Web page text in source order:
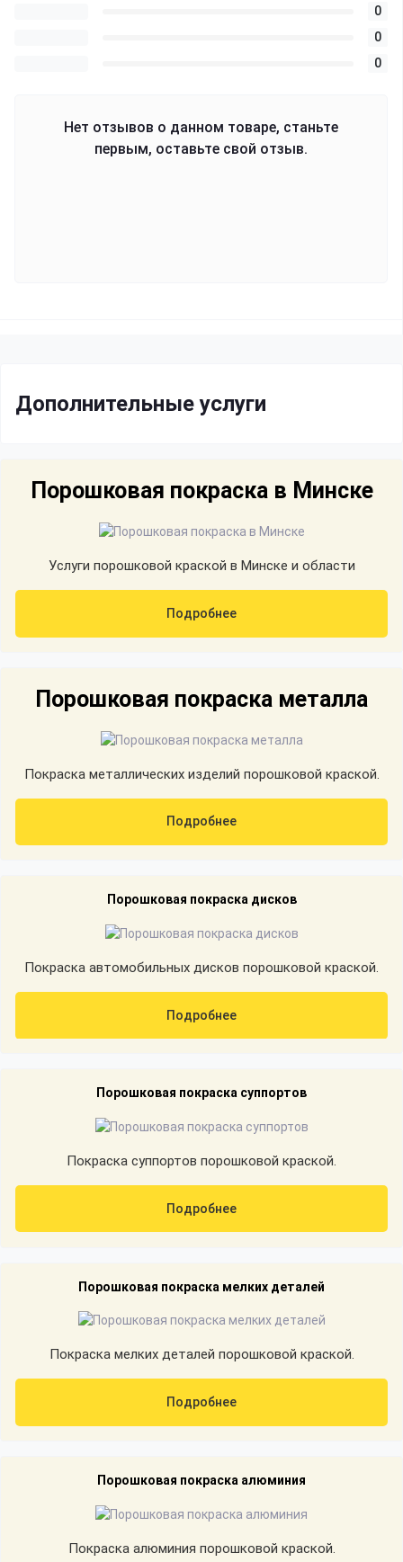
0
0
0
Нет отзывов о данном товаре, станьте
первым, оставьте свой отзыв.
Дополнительные услуги
Порошковая покраска в Минске
Услуги порошковой краской в Минске и области
Подробнее
Порошковая покраска металла
Покраска металлических изделий порошковой краской.
Подробнее
Порошковая покраска дисков
Покраска автомобильных дисков порошковой краской.
Подробнее
Порошковая покраска суппортов
Покраска суппортов порошковой краской.
Подробнее
Порошковая покраска мелких деталей
Покраска мелких деталей порошковой краской.
Подробнее
Порошковая покраска алюминия
Покраска алюминия порошковой краской.